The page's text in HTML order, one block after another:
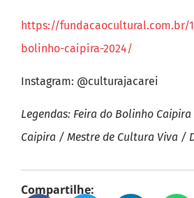
https://fundacaocultural.com.br/
bolinho-caipira-2024/
Instagram: @culturajacarei
Legendas: Feira do Bolinho
Caipira / Mestre de Cultura Viva /
Compartilhe: